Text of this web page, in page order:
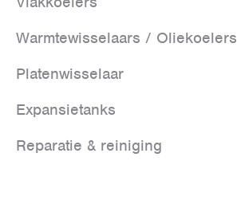
Warmtewisselaars / Oliekoelers
Platenwisselaar
Expansietanks
Reparatie & reiniging